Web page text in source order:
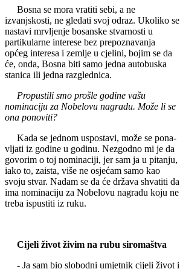
Bosna se mora vratiti sebi, a ne
izvanjskosti, ne gledati svoj odraz. Ukoli­ko se
nastavi mrvljenje bosanske stvarnosti u
partikularne interese bez pre­poznavanja
općeg interesa i zemlje u cjelini, bojim se da
će, onda, Bosna biti sa­mo jedna autobuska
stani­ca ili jedna razglednica.
Propustili smo prošle godine vašu
nominaciju za Nobelovu nagradu. Može li se
ona ponoviti?
Kada se jednom uspostavi, može se pona­
vljati iz godine u godinu. Nezgodno mi je da
govor­im o toj nominaciji, jer sam ja u pitanju,
iako to, zaista, više ne osjećam sa­mo kao
svoju stvar. Na­dam se da će država shvatiti da
ima nominaciju za No­belovu nagradu koju ne
treba ispustiti iz ruku.
Cijeli život živim na rubu siromaštva
- Ja sam bio slobodni umjetnik cijeli život i